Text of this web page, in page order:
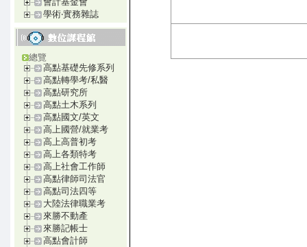
學術‧實務雜誌
總覽
高點基礎先修系列
高點轉學考/私醫
高點研究所
高點土木系列
高點國文/英文
高上國營/就業考
高上高普初考
高上各類特考
高上社會工作師
高點律師司法官
高點司法四等
大陸法律職業考
來勝不動產
來勝記帳士
高點會計師